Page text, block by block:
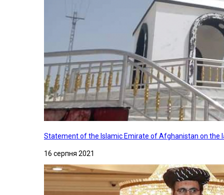
Statement of the Islamic Emirate of Afghanistan on
16 серпня 2021